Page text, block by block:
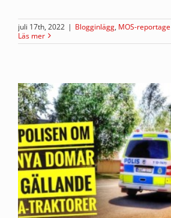
juli 17th, 2022 | Blogginlägg, MOS-reportage
Läs mer